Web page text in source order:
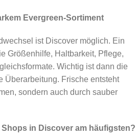
Evergreen-Sortiment
ist Discover möglich. Ein
Größenhilfe, Haltbarkeit, Pflege,
Wichtig ist dann die
Überarbeitung. Frische entsteht
sondern auch durch sauber
in Discover am häufigsten?